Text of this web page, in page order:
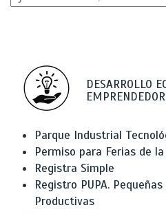
DESARROLLO
Parque Industrial
Permiso para Ferias de la
Registra Simple
Registro PUPA.
Productivas